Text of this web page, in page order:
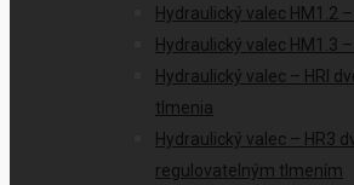
Hydraulický valec HM1.2
Hydraulický valec HM1.3
Hydraulický valec – HRI
tlmenia
Hydraulický valec – HR3
regulovatelným tlmením